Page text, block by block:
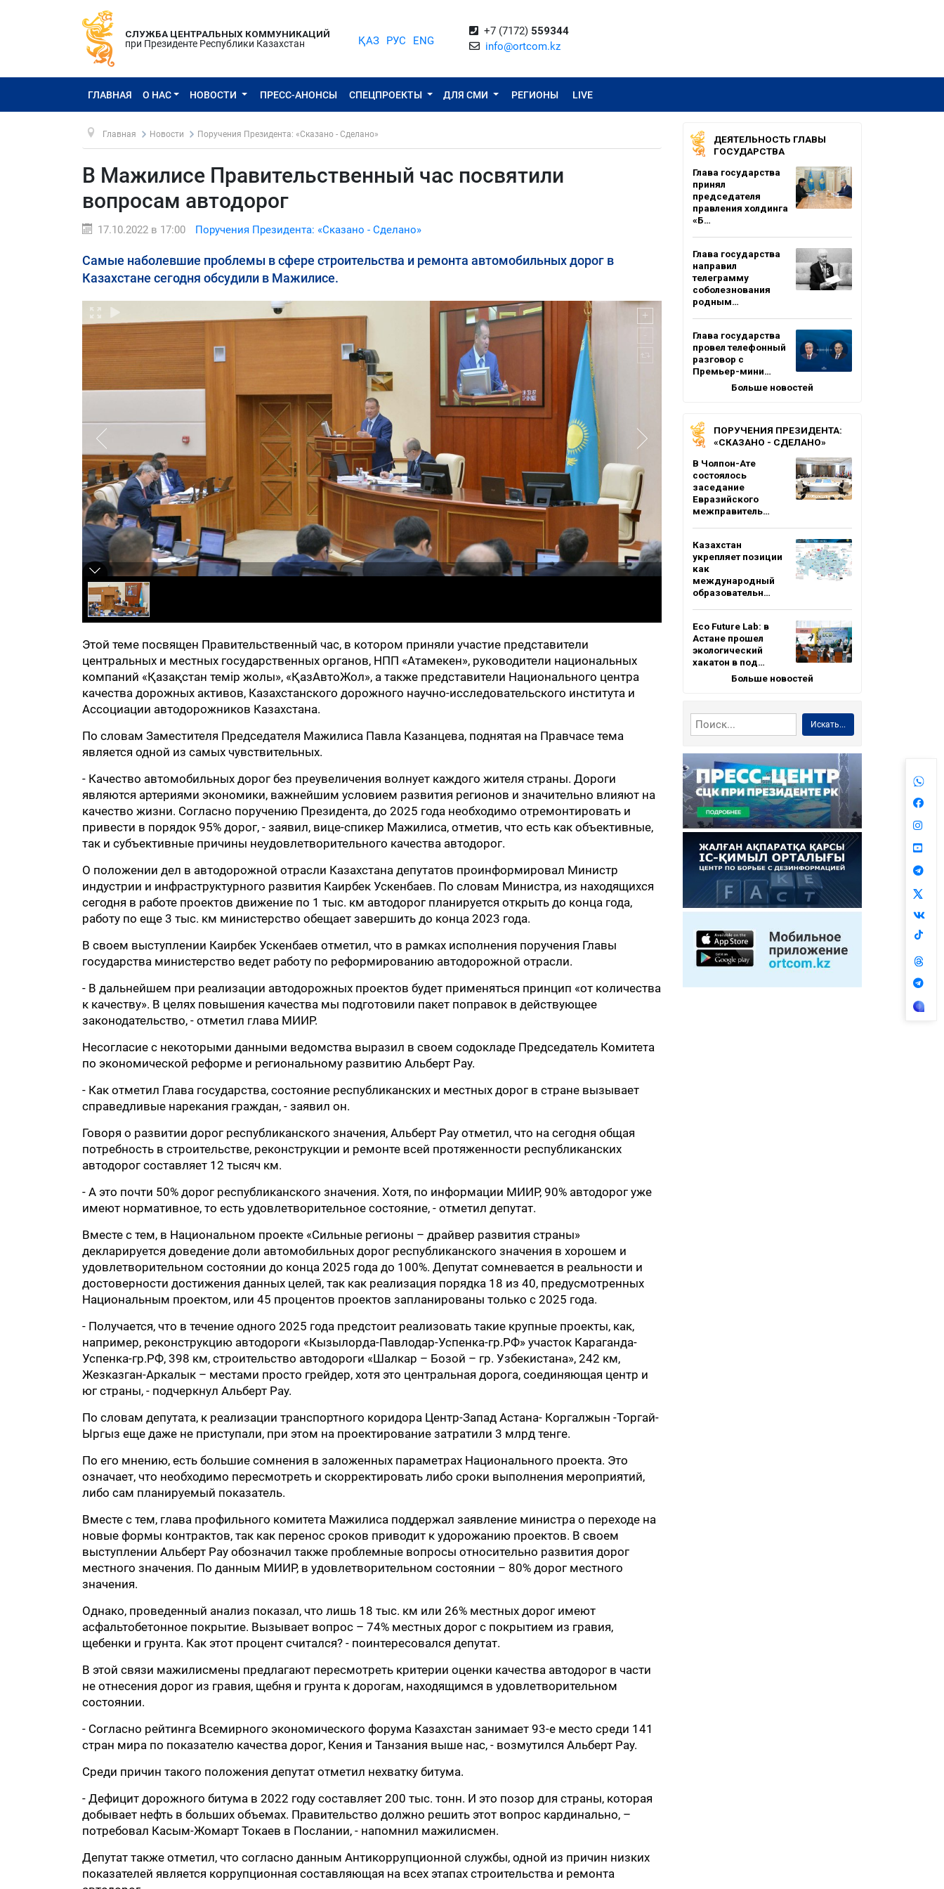
СЛУЖБА ЦЕНТРАЛЬНЫХ КОММУНИКАЦИЙ
при Президенте Республики Казахстан
ҚАЗ РУС ENG
+7 (7172) 559344
info@ortcom.kz
ГЛАВНАЯ О НАС НОВОСТИ ПРЕСС-АНОНСЫ СПЕЦПРОЕКТЫ ДЛЯ СМИ РЕГИОНЫ LIVE
Главная Новости Поручения Президента: «Сказано - Сделано»
В Мажилисе Правительственный час посвятили
вопросам автодорог
17.10.2022 в 17:00 Поручения Президента: «Сказано - Сделано»
Самые наболевшие проблемы в сфере строительства и ремонта автомобильных дорог в
Казахстане сегодня обсудили в Мажилисе.
Этой теме посвящен Правительственный час, в котором приняли участие представители
центральных и местных государственных органов, НПП «Атамекен», руководители национальных
компаний «Қазақстан темір жолы», «ҚазАвтоЖол», а также представители Национального центра
качества дорожных активов, Казахстанского дорожного научно-исследовательского института и
Ассоциации автодорожников Казахстана.
По словам Заместителя Председателя Мажилиса Павла Казанцева, поднятая на Правчасе тема
является одной из самых чувствительных.
- Качество автомобильных дорог без преувеличения волнует каждого жителя страны. Дороги
являются артериями экономики, важнейшим условием развития регионов и значительно влияют на
качество жизни. Согласно поручению Президента, до 2025 года необходимо отремонтировать и
привести в порядок 95% дорог, - заявил, вице-спикер Мажилиса, отметив, что есть как объективные,
так и субъективные причины неудовлетворительного качества автодорог.
О положении дел в автодорожной отрасли Казахстана депутатов проинформировал Министр
индустрии и инфраструктурного развития Каирбек Ускенбаев. По словам Министра, из находящихся
сегодня в работе проектов движение по 1 тыс. км автодорог планируется открыть до конца года,
работу по еще 3 тыс. км министерство обещает завершить до конца 2023 года.
В своем выступлении Каирбек Ускенбаев отметил, что в рамках исполнения поручения Главы
государства министерство ведет работу по реформированию автодорожной отрасли.
- В дальнейшем при реализации автодорожных проектов будет применяться принцип «от количества
к качеству». В целях повышения качества мы подготовили пакет поправок в действующее
законодательство, - отметил глава МИИР.
Несогласие с некоторыми данными ведомства выразил в своем содокладе Председатель Комитета
по экономической реформе и региональному развитию Альберт Рау.
- Как отметил Глава государства, состояние республиканских и местных дорог в стране вызывает
справедливые нарекания граждан, - заявил он.
Говоря о развитии дорог республиканского значения, Альберт Рау отметил, что на сегодня общая
потребность в строительстве, реконструкции и ремонте всей протяженности республиканских
автодорог составляет 12 тысяч км.
- А это почти 50% дорог республиканского значения. Хотя, по информации МИИР, 90% автодорог уже
имеют нормативное, то есть удовлетворительное состояние, - отметил депутат.
Вместе с тем, в Национальном проекте «Сильные регионы – драйвер развития страны»
декларируется доведение доли автомобильных дорог республиканского значения в хорошем и
удовлетворительном состоянии до конца 2025 года до 100%. Депутат сомневается в реальности и
достоверности достижения данных целей, так как реализация порядка 18 из 40, предусмотренных
Национальным проектом, или 45 процентов проектов запланированы только с 2025 года.
- Получается, что в течение одного 2025 года предстоит реализовать такие крупные проекты, как,
например, реконструкцию автодороги «Кызылорда-Павлодар-Успенка-гр.РФ» участок Караганда-
Успенка-гр.РФ, 398 км, строительство автодороги «Шалкар – Бозой – гр. Узбекистана», 242 км,
Жезказган-Аркалык – местами просто грейдер, хотя это центральная дорога, соединяющая центр и
юг страны, - подчеркнул Альберт Рау.
По словам депутата, к реализации транспортного коридора Центр-Запад Астана- Коргалжын -Торгай-
Ыргыз еще даже не приступали, при этом на проектирование затратили 3 млрд тенге.
По его мнению, есть большие сомнения в заложенных параметрах Национального проекта. Это
означает, что необходимо пересмотреть и скорректировать либо сроки выполнения мероприятий,
либо сам планируемый показатель.
Вместе с тем, глава профильного комитета Мажилиса поддержал заявление министра о переходе на
новые формы контрактов, так как перенос сроков приводит к удорожанию проектов. В своем
выступлении Альберт Рау обозначил также проблемные вопросы относительно развития дорог
местного значения. По данным МИИР, в удовлетворительном состоянии – 80% дорог местного
значения.
Однако, проведенный анализ показал, что лишь 18 тыс. км или 26% местных дорог имеют
асфальтобетонное покрытие. Вызывает вопрос – 74% местных дорог с покрытием из гравия,
щебенки и грунта. Как этот процент считался? - поинтересовался депутат.
В этой связи мажилисмены предлагают пересмотреть критерии оценки качества автодорог в части
не отнесения дорог из гравия, щебня и грунта к дорогам, находящимся в удовлетворительном
состоянии.
- Согласно рейтинга Всемирного экономического форума Казахстан занимает 93-е место среди 141
стран мира по показателю качества дорог, Кения и Танзания выше нас, - возмутился Альберт Рау.
Среди причин такого положения депутат отметил нехватку битума.
- Дефицит дорожного битума в 2022 году составляет 200 тыс. тонн. И это позор для страны, которая
добывает нефть в больших объемах. Правительство должно решить этот вопрос кардинально, –
потребовал Касым-Жомарт Токаев в Послании, - напомнил мажилисмен.
Депутат также отметил, что согласно данным Антикоррупционной службы, одной из причин низких
показателей является коррупционная составляющая на всех этапах строительства и ремонта
ДЕЯТЕЛЬНОСТЬ ГЛАВЫ
ГОСУДАРСТВА
Глава государства
принял
председателя
правления холдинга
«Б…
Глава государства
направил
телеграмму
соболезнования
родным…
Глава государства
провел телефонный
разговор с
Премьер-мини…
Больше новостей
ПОРУЧЕНИЯ ПРЕЗИДЕНТА:
«СКАЗАНО - СДЕЛАНО»
В Чолпон-Ате
состоялось
заседание
Евразийского
межправитель…
Казахстан
укрепляет позиции
как
международный
образовательн…
Eco Future Lab: в
Астане прошел
экологический
хакатон в под…
Больше новостей
Искать...